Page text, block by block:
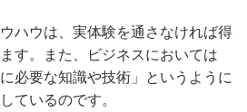
ハウは、実体験を通さなければ得
す。また、ビジネスにおいては
必要な知識や技術」というように
ているのです。